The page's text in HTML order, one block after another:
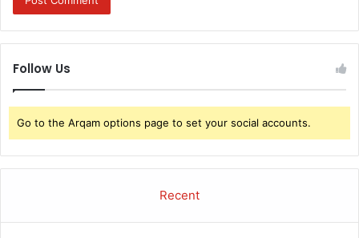
Follow Us
Go to the Arqam options page to set your social accounts.
Recent